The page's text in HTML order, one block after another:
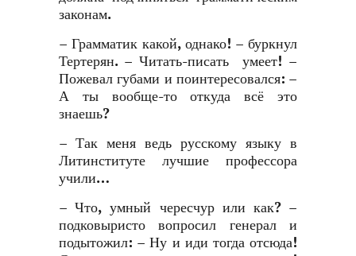
законам.
– Грамматик какой, однако! – буркнул
Тертерян. – Читать-писать умеет! –
Пожевал губами и поинтересовался: –
А ты вообще-то откуда всё это
знаешь?
– Так меня ведь русскому языку в
Литинституте лучшие профессора
учили…
– Что, умный чересчур или как? –
подковыристо вопросил генерал и
подытожил: – Ну и иди тогда отсюда!